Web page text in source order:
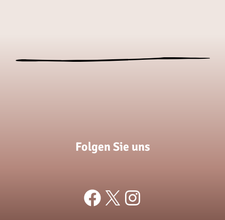
Folgen Sie uns
Facebook
X Instagram